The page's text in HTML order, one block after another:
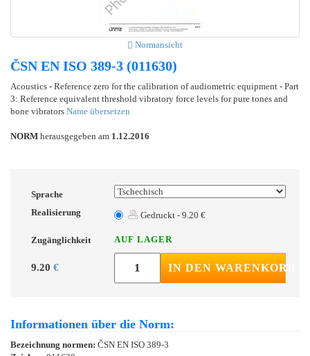
Normansicht
ČSN EN ISO 389-3 (011630)
Acoustics - Reference zero for the calibration of audiometric equipment - Part
3: Reference equivalent threshold vibratory force levels for pure tones and
bone vibrators Name übersetzen
NORM herausgegeben am 1.12.2016
Sprache
Realisierung
Gedruckt - 9.20 €
Zugänglichkeit AUF LAGER
9.20 € IN DEN WARENKORB
Informationen über die Norm:
Bezeichnung normen: ČSN EN ISO 389-3